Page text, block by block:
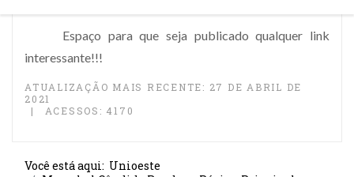
Espaço para que seja publicado qualquer link
interessante!!!
ATUALIZAÇÃO MAIS RECENTE: 27 DE ABRIL DE
2021
ACESSOS: 4170
Você está aqui: Unioeste